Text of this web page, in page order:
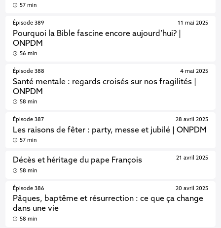
57 min
Épisode 389
Pourquoi la Bible fascine encore aujourd’hui? |
ONPDM
11 mai 2025
56 min
Épisode 388
Santé mentale : regards croisés sur nos fragilités |
ONPDM
4 mai 2025
58 min
Épisode 387
Les raisons de fêter : party, messe et jubilé | ONPDM
28 avril 2025
57 min
Décès et héritage du pape François 21 avril 2025
58 min
Épisode 386
Pâques, baptême et résurrection : ce que ça change
dans une vie
20 avril 2025
58 min